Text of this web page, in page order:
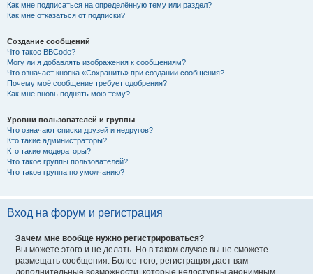
Как мне подписаться на определённую тему или раздел?
Как мне отказаться от подписки?
Создание сообщений
Что такое BBCode?
Могу ли я добавлять изображения к сообщениям?
Что означает кнопка «Сохранить» при создании сообщения?
Почему моё сообщение требует одобрения?
Как мне вновь поднять мою тему?
Уровни пользователей и группы
Что означают списки друзей и недругов?
Кто такие администраторы?
Кто такие модераторы?
Что такое группы пользователей?
Что такое группа по умолчанию?
Вход на форум и регистрация
Зачем мне вообще нужно регистрироваться?
Вы можете этого и не делать. Но в таком случае вы не сможете
размещать сообщения. Более того, регистрация дает вам
дополнительные возможности, которые недоступны анонимным